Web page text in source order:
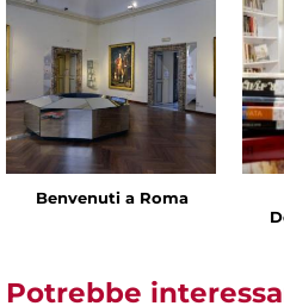
Benvenuti a Roma
Potrebbe